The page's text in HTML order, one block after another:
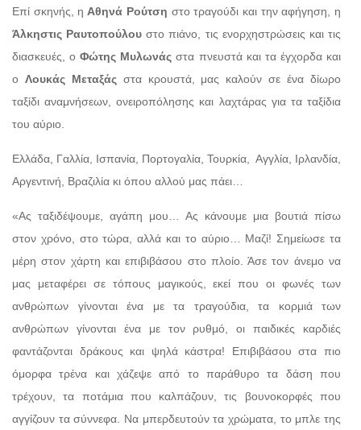
Επί σκηνής, η Αθηνά Ρούτση στο τραγούδι και την αφήγηση, η
Άλκηστις Ραυτοπούλου στο πιάνο, τις ενορχηστρώσεις και τις
διασκευές, οΦώτης Μυλωνάς στα πνευστά και τα έγχορδα και
ο Λουκάς Μεταξάςστα κρουστά, μας καλούν σε ένα δίωρο
ταξίδι αναμνήσεων, ονειροπόλησης και λαχτάρας για τα ταξίδια
του αύριο.
Ελλάδα, Γαλλία, Ισπανία, Πορτογαλία, Τουρκία, Αγγλία, Ιρλανδία,
Αργεντινή, Βραζιλία κι όπου αλλού μας πάει…
«Ας ταξιδέψουμε, αγάπη μου… Ας κάνουμε μια βουτιά πίσω
στον χρόνο, στο τώρα, αλλά και το αύριο… Μαζί! Σημείωσε τα
μέρη στον χάρτη και επιβιβάσου στο πλοίο. Άσε τον άνεμο να
μας μεταφέρει σε τόπους μαγικούς, εκεί που οι φωνές των
ανθρώπων γίνονται ένα με τα τραγούδια, τα κορμιά των
ανθρώπων γίνονται ένα με τον ρυθμό, οι παιδικές καρδιές
φαντάζονται δράκους και ψηλά κάστρα! Επιβιβάσου στα πιο
όμορφα τρένα και χάζεψε από το παράθυρο τα δάση που
τρέχουν, τα ποτάμια που καλπάζουν, τις βουνοκορφές που
αγγίζουν τα σύννεφα. Να μπερδευτούν τα χρώματα, το μπλε της